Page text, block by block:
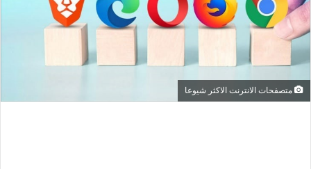
متصفحات الانترنت الاكثر شيوعا